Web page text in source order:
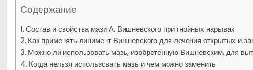
Содержание
Состав и свойства мази А. Вишневского при гнойных нарывах
Как применять линимент Вишневского для лечения открытых и
Можно ли использовать мазь, изобретенную Вишневским, для
Когда нельзя использовать мазь и чем можно заменить